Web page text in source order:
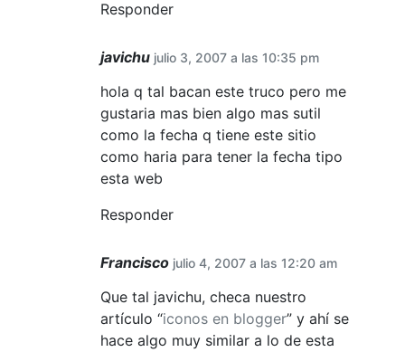
Responder
javichu julio 3, 2007 a las 10:35 pm
hola q tal bacan este truco pero me
gustaria mas bien algo mas sutil
como la fecha q tiene este sitio
como haria para tener la fecha tipo
esta web
Responder
Francisco julio 4, 2007 a las 12:20 am
Que tal javichu, checa nuestro
artículo “iconos en blogger” y ahí se
hace algo muy similar a lo de esta